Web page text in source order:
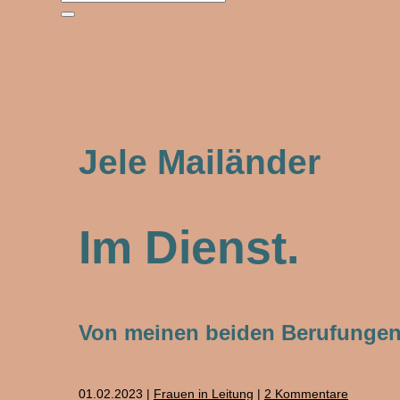
Jele Mailänder
Im Dienst.
Von meinen beiden
01.02.2023 | Frauen in Leitung | 2 Kommentare